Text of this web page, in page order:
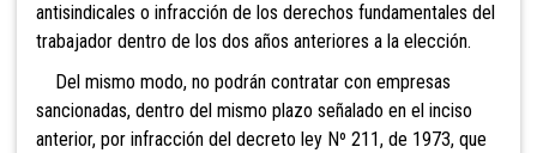
antisindicales o infracción de los derechos fundamentales del
trabajador dentro de los dos años anteriores a la elección.
Del mismo modo, no podrán contratar con empresas
sancionadas, dentro del mismo plazo señalado en el inciso
anterior, por infracción del decreto ley Nº 211, de 1973, que